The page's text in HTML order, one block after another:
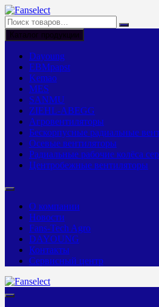
Перейти
к
содержимому
Каталог продукции
Dayoung
EBMpapst
Kemao
MES
SANMU
ZIEHL-ABEGG
Агровентиляторы
Бескорпусные радиальные
Осевые вентиляторы
Радиальные рабочие колёса
Центробежные вентиляторы
О компании
Новости
Fans-Tech Agro
DAYOUNG
Контакты
Сервисный центр